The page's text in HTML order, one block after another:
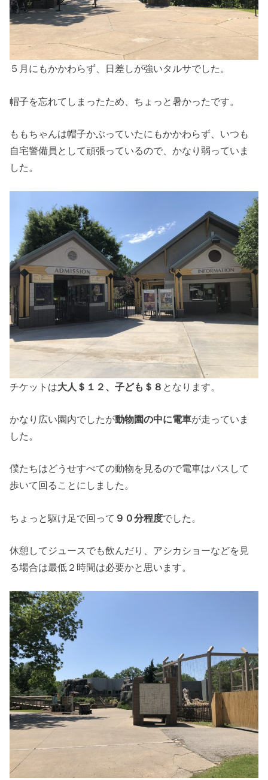
５月にもかかわらず、日差しが強いタルサでした。
帽子を忘れてしまったため、ちょっと暑かったです。
ももちゃんは帽子かぶっていたにもかかわらず、いつも
自宅警備員として頑張っているので、かなり弱っていま
した。
チケットは大人＄１２、子ども＄８ となります。
かなり広い園内でしたが動物園の中に電車が走っていま
した。
僕たちはどうせすべての動物を見るので電車はパスして
歩いて回ることにしました。
ちょっと駆け足で回って ９０分程度でした。
休憩してジュースでも飲んだり、アシカショーなどを見
る場合は最低２時間は必要かと思います。